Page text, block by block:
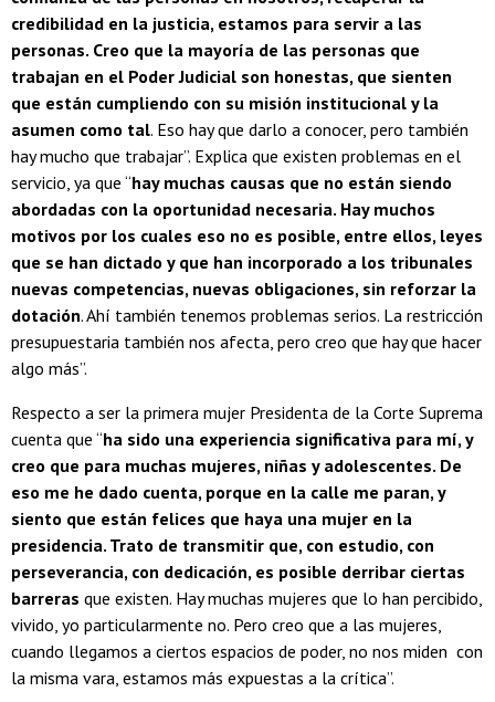
credibilidad en la justicia, estamos para servir a las
personas. Creo que la mayoría de las personas que
trabajan en el Poder Judicial son honestas, que sienten
que están cumpliendo con su misión institucional y la
asumen como tal. Eso hay que darlo a conocer, pero también
hay mucho que trabajar”. Explica que existen problemas en el
servicio, ya que “hay muchas causas que no están siendo
abordadas con la oportunidad necesaria. Hay muchos
motivos por los cuales eso no es posible, entre ellos, leyes
que se han dictado y que han incorporado a los tribunales
nuevas competencias, nuevas obligaciones, sin reforzar la
dotación. Ahí también tenemos problemas serios. La restricción
presupuestaria también nos afecta, pero creo que hay que hacer
algo más”.
Respecto a ser la primera mujer Presidenta de la Corte Suprema
cuenta que “ha sido una experiencia significativa para mí, y
creo que para muchas mujeres, niñas y adolescentes. De
eso me he dado cuenta, porque en la calle me paran, y
siento que están felices que haya una mujer en la
presidencia. Trato de transmitir que, con estudio, con
perseverancia, con dedicación, es posible derribar ciertas
barreras que existen. Hay muchas mujeres que lo han percibido,
vivido, yo particularmente no. Pero creo que a las mujeres,
cuando llegamos a ciertos espacios de poder, no nos miden con
la misma vara, estamos más expuestas a la crítica”.